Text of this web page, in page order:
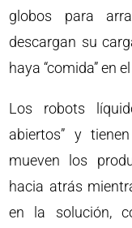
globos para
descargan su
haya “comida” en
Los robots
abiertos” y
mueven los
hacia atrás
en la solución,